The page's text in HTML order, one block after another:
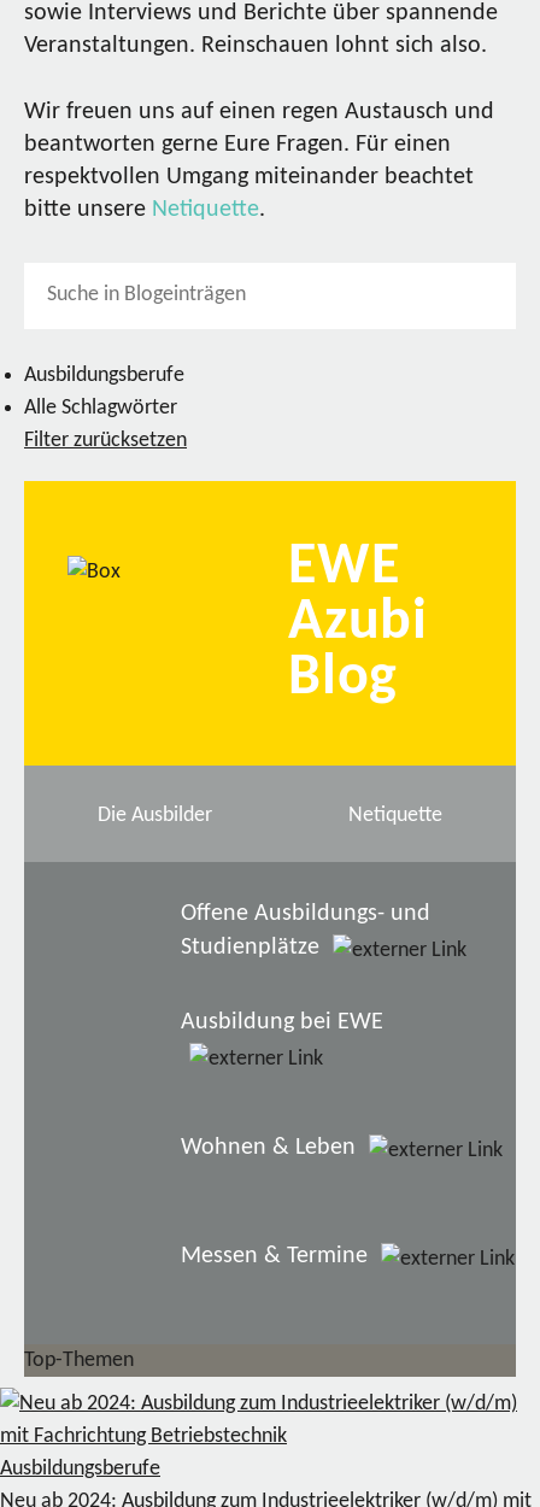
sowie Interviews und Berichte über spannende
Veranstaltungen. Reinschauen lohnt sich also.
Wir freuen uns auf einen regen Austausch und
beantworten gerne Eure Fragen. Für einen
respektvollen Umgang miteinander beachtet
bitte unsere Netiquette.
Ausbildungsberufe
Alle Schlagwörter
Filter zurücksetzen
EWE
Azubi
Blog
Die Ausbilder Netiquette
Offene Ausbildungs- und
Studienplätze
Ausbildung bei EWE
Wohnen & Leben
Messen & Termine
Top-Themen
Ausbildungsberufe
Neu ab 2024: Ausbildung zum Industrieelektriker (w/d/m) mit